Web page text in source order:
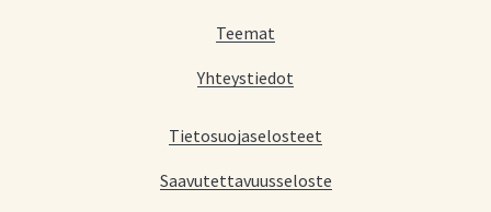
Teemat
Yhteystiedot
Tietosuojaselosteet
Saavutettavuusseloste